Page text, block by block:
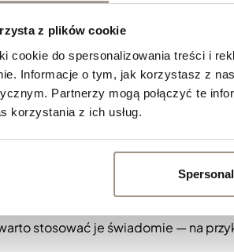
z plików cookie
cookie do spersonalizowania treści i
Informacje o tym, jak korzystasz z
Partnerzy mogą połączyć te
korzystania z ich usług.
nowoczesnej
kuchni, zwłaszcza gdy
oświetleniem, sprzętami ani
zachować porządek wizualny.
strefa przechowywania.
w odcieniach bieli, beżu,
stosować je świadomie — na